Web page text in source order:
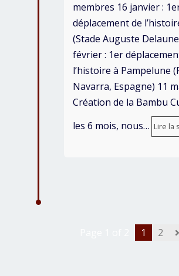
membres 16 janvier :
déplacement de
(Stade Auguste
février : 1er
l’histoire à Pampelune
Navarra, Espagne) 11
Création de la Bambu
les 6 mois, nous… Lire la
1 2